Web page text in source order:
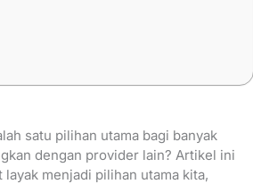
satu pilihan utama bagi banyak
dengan provider lain? Artikel ini
menjadi pilihan utama kita,